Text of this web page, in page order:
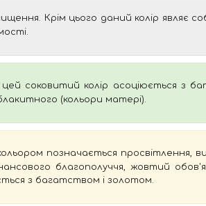
Крім цього даний колір являє
соковитий колір асоціюється з
(кольори матері).
позначається просвітлення,
благополуччя, жовтий
з багатством і золотом.